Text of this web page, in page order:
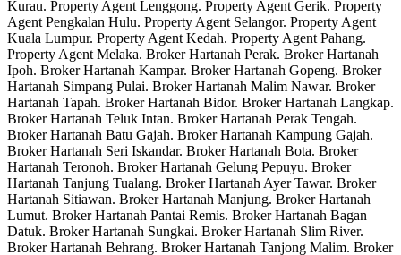
Kurau. Property Agent Lenggong. Property Agent Gerik. Property
Agent Pengkalan Hulu. Property Agent Selangor. Property Agent
Kuala Lumpur. Property Agent Kedah. Property Agent Pahang.
Property Agent Melaka. Broker Hartanah Perak. Broker Hartanah
Ipoh. Broker Hartanah Kampar. Broker Hartanah Gopeng. Broker
Hartanah Simpang Pulai. Broker Hartanah Malim Nawar. Broker
Hartanah Tapah. Broker Hartanah Bidor. Broker Hartanah Langkap.
Broker Hartanah Teluk Intan. Broker Hartanah Perak Tengah.
Broker Hartanah Batu Gajah. Broker Hartanah Kampung Gajah.
Broker Hartanah Seri Iskandar. Broker Hartanah Bota. Broker
Hartanah Teronoh. Broker Hartanah Gelung Pepuyu. Broker
Hartanah Tanjung Tualang. Broker Hartanah Ayer Tawar. Broker
Hartanah Sitiawan. Broker Hartanah Manjung. Broker Hartanah
Lumut. Broker Hartanah Pantai Remis. Broker Hartanah Bagan
Datuk. Broker Hartanah Sungkai. Broker Hartanah Slim River.
Broker Hartanah Behrang. Broker Hartanah Tanjong Malim. Broker